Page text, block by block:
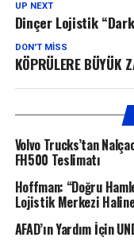
UP NEXT
Dinçer Lojistik “Dark
DON'T MISS
KÖPRÜLERE BÜYÜK
Volvo Trucks’tan
FH500 Teslimatı
Hoffman: “Doğru
Lojistik Merkezi
AFAD’ın Yardım İçin